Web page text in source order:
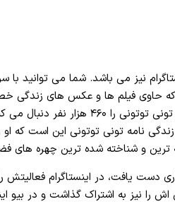
حاوی فیلم ها و عکس های زندگی
نامه تونی توتونی این است که
ترین و شناخته شده ترین چهره
یافت، در اینستاگرام فعالیتش را
نیز به اشتراک گذاشت و در بیو